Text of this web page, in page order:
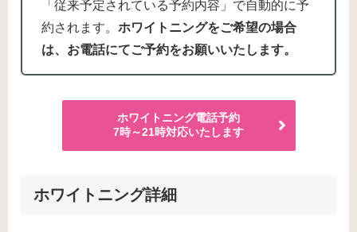
「従来予定されている予約内容」で自動的に予
約されます。 ホワイトニングをご希望の場合
は、お電話にてご予約をお願いいたします。
ホワイトニング電話予約
7時～21時対応いたします
ホワイトニング詳細